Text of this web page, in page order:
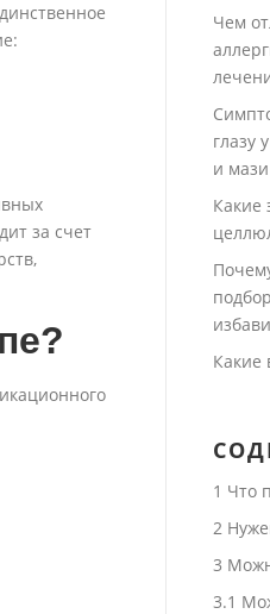
за счет
Чем
глазу
и мази
Какие
Какие
1 Что
2
3
3.1